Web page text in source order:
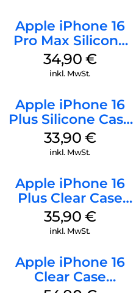
Apple iPhone 16
Pro Max Silicone
Case MagSafe
Denim
34,90 €
inkl. MwSt.
Apple iPhone 16
Plus Silicone Case
MagSafe Lake
Green
33,90 €
inkl. MwSt.
Apple iPhone 16
Plus Clear Case
MagSafe
Transparent
35,90 €
inkl. MwSt.
Apple iPhone 16
Clear Case